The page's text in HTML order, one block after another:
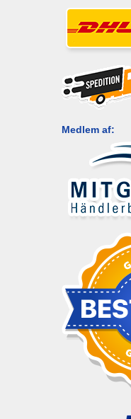
Medlem af: